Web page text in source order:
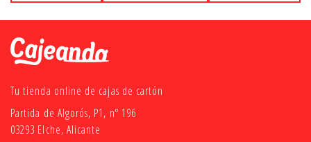
Tu tienda online de cajas de cartón
Partida de Algorós, P1, nº 196
03293 Elche, Alicante